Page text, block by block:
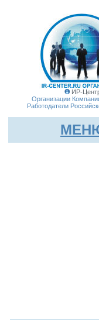
ИР-
Организации
Работодатели